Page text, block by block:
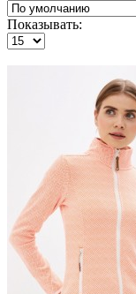
Показывать: